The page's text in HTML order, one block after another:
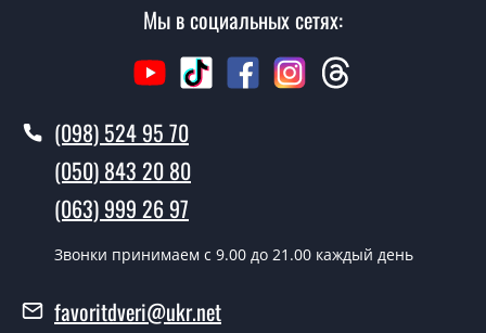
Стоимость установки дверей Лайн - от 1600 грн.
Как быстро можете установить двери
Лайн?
условии наличия их на складе, либо на следующий
день.
Можно на сегодня вызвать
У вас есть в наличии готовые двери
Мы в социальных сетях:
(098) 524 95 70
(050) 843 20 80
(063) 999 26 97
Звонки принимаем c 9.00 до 21.00 каждый день
favoritdveri@ukr.net